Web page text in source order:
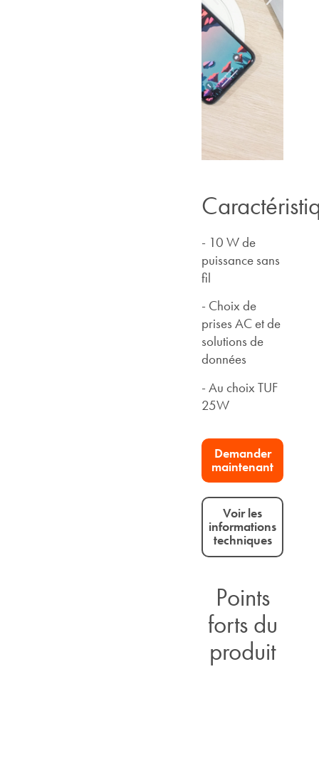
- 10 W de
puissance sans
fil
- Choix de
prises AC et de
solutions de
données
- Au choix TUF
25W
Demander
maintenant
Voir les
informations
techniques
Points
forts du
produit